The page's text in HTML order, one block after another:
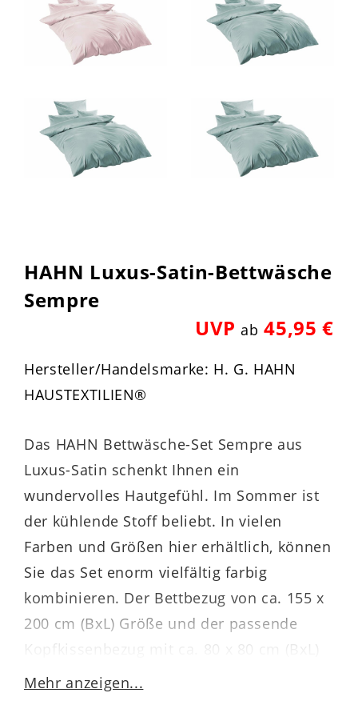
HAHN Luxus-Satin-Bettwäsche
Sempre
UVPab 45,95 €
Hersteller/Handelsmarke: H. G. HAHN
HAUSTEXTILIEN®
Das HAHN Bettwäsche-Set Sempre aus
Luxus-Satin schenkt Ihnen ein
wundervolles Hautgefühl. Im Sommer ist
der kühlende Stoff beliebt. In vielen
Farben und Größen hier erhältlich, können
Sie das Set enorm vielfältig farbig
kombinieren. Der Bettbezug von ca. 155 x
200 cm (BxL) Größe und der passende
Kopfkissenbezug mit ca. 80 x 80 cm (BxL)
der Luxus-Satin-Bettwäsche in
Mehr anzeigen...